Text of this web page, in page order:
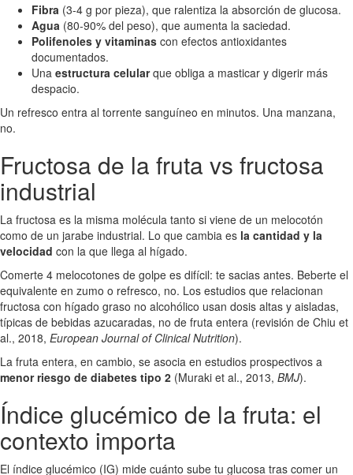
Fibra (3-4 g por pieza), que ralentiza la absorción de glucosa.
Agua (80-90% del peso), que aumenta la saciedad.
Polifenoles y vitaminas con efectos antioxidantes
documentados.
Una estructura celularque obliga a masticar y digerir más
despacio.
Un refresco entra al torrente sanguíneo en minutos. Una manzana,
no.
Fructosa de la fruta vs fructosa
industrial
La fructosa es la misma molécula tanto si viene de un melocotón
como de un jarabe industrial. Lo que cambia es la cantidad y la
velocidad con la que llega al hígado.
Comerte 4 melocotones de golpe es difícil: te sacias antes. Beberte el
equivalente en zumo o refresco, no. Los estudios que relacionan
fructosa con hígado graso no alcohólico usan dosis altas y aisladas,
típicas de bebidas azucaradas, no de fruta entera (revisión de Chiu et
al., 2018, European Journal of Clinical Nutrition).
La fruta entera, en cambio, se asocia en estudios prospectivos a
menor riesgo de diabetes tipo 2 (Muraki et al., 2013, BMJ).
Índice glucémico de la fruta: el
contexto importa
El índice glucémico (IG) mide cuánto sube tu glucosa tras comer un